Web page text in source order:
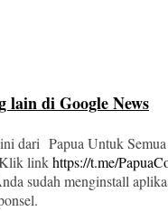
lain di Google News
dari Papua Untuk
linkhttps://t.me/
sudah menginstall